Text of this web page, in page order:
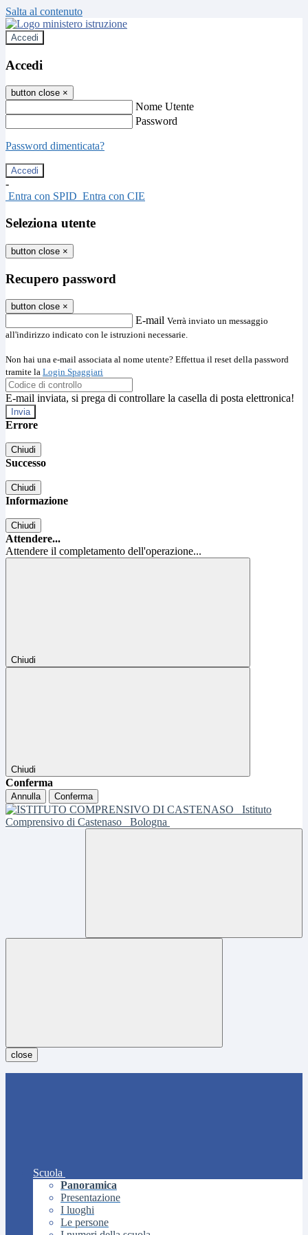
Salta al contenuto
Accedi
Accedi
button close ×
Nome Utente
Password
Password dimenticata?
-
Entra con SPID Entra con CIE
Seleziona utente
button close ×
Recupero password
button close ×
E-mail Verrà inviato un messaggio
all'indirizzo indicato con le istruzioni necessarie.
Non hai una e-mail associata al nome utente? Effettua il reset della password
tramite la Login Spaggiari
E-mail inviata, si prega di controllare la casella di posta elettronica!
Errore
Chiudi
Successo
Chiudi
Informazione
Chiudi
Attendere...
Attendere il completamento dell'operazione...
Chiudi
Chiudi
Conferma
Annulla Conferma
Istituto
Comprensivo di Castenaso
Bologna
close
Scuola
Panoramica
Presentazione
I luoghi
Le persone